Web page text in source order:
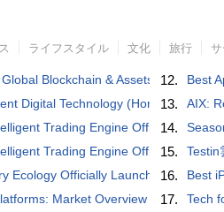
ライフスタイル 文化 旅行
Blockchain & Assets
Digital Technology (Hong Kong)
Trading Engine Officially
Trading Engine Officially
Ecology Officially Launched: A
Market Overview and Key
12. Best
13. AIX:
14.
15. Testin
16. Best
17. Tech